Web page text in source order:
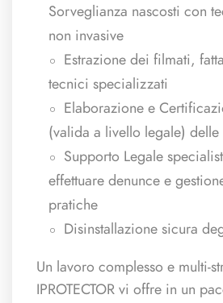
Sorveglianza nascosti con
non invasive
Estrazione dei filmati,
tecnici specializzati
Elaborazione e
(valida a livello legale) delle
Supporto Legale
effettuare denunce e
pratiche
Disinstallazione sicura
Un lavoro complesso e multi-
IPROTECTOR vi offre in un